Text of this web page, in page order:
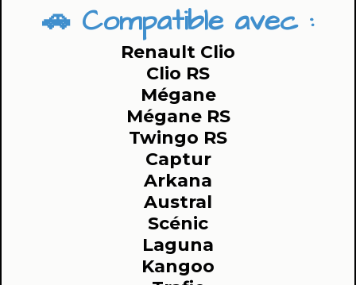
🚗 Compatible avec :
Renault Clio
Clio RS
Mégane
Mégane RS
Twingo RS
Captur
Arkana
Austral
Scénic
Laguna
Kangoo